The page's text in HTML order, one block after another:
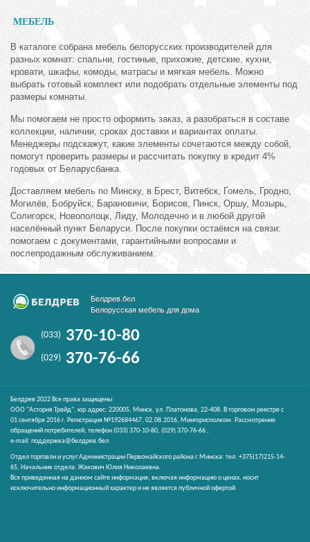
МЕБЕЛЬ
В каталоге собрана мебель белорусских производителей для
разных комнат: спальни, гостиные, прихожие, детские, кухни,
кровати, шкафы, комоды, матрасы и мягкая мебель. Можно
выбрать готовый комплект или подобрать отдельные элементы под
размеры комнаты.
Мы помогаем не просто оформить заказ, а разобраться в составе
коллекции, наличии, сроках доставки и вариантах оплаты.
Менеджеры подскажут, какие элементы сочетаются между собой,
помогут проверить размеры и рассчитать покупку в кредит 4%
годовых от Беларусбанка.
Доставляем мебель по Минску, в Брест, Витебск, Гомель, Гродно,
Могилёв, Бобруйск, Барановичи, Борисов, Пинск, Оршу, Мозырь,
Солигорск, Новополоцк, Лиду, Молодечно и в любой другой
населённый пункт Беларуси. После покупки остаёмся на связи:
помогаем с документами, гарантийными вопросами и
послепродажным обслуживанием.
Белдрев.бел
Белорусская мебель для дома
(033) 370-10-80
(029) 370-76-66
Белдрев 2022 Все права защищены
ООО "Астория Трейд", юр.адрес: 220005, Минск, ул. Платонова, 22-408. В торговом реестре с
01 сентября 2016 г. Регистрация №192684467, 02.08.2016, Мингорисполком. Рассмотрение
обращений потребителей, телефон(033)370-10-80, (029)370-76-66 ,
e-mail: поддержка@белдрев.бел.
Отдел торговли и услуг Администрации Первомайского района г.Минска: тел. +375(17)215-14-
65, Начальник отдела: Жакович Юлия Николаевна.
Вся приведенная на данном сайте информация, включая информацию о ценах, носит
исключительно информационный характер и не является публичной офертой.